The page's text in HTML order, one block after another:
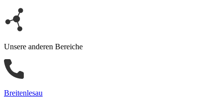
Unsere anderen Bereiche
Breitenlesau